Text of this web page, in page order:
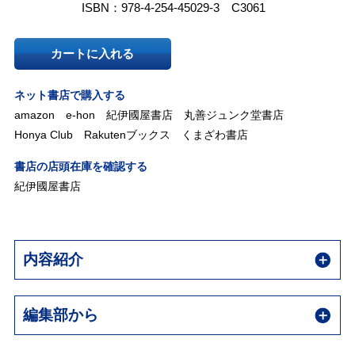
ISBN：978-4-254-45029-3 C3061
カートに入れる
ネット書店で購入する
amazon
e-hon 紀伊國屋書店
丸善ジュンク堂書店
Honya Club
Rakutenブックス くまざわ書店
書店の店頭在庫を確認する
紀伊國屋書店
内容紹介
編集部から